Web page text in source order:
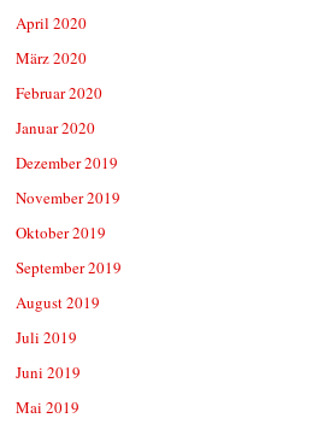
April 2020
März 2020
Februar 2020
Januar 2020
Dezember 2019
November 2019
Oktober 2019
September 2019
August 2019
Juli 2019
Juni 2019
Mai 2019